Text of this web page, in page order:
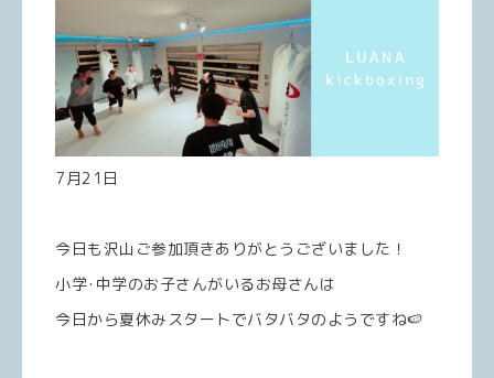
7月21日
今日も沢山ご参加頂きありがとうございました！
小学･中学のお子さんがいるお母さんは
今日から夏休みスタートでバタバタのようですね🍉